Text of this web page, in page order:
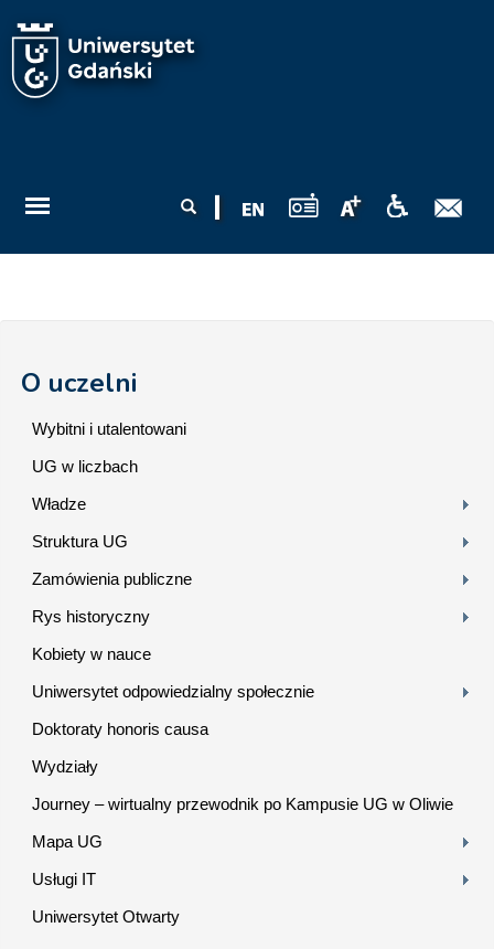
wyszukiwania
O uczelni
Wybitni i utalentowani
UG w liczbach
Władze
Struktura UG
Zamówienia publiczne
Rys historyczny
Kobiety w nauce
Uniwersytet odpowiedzialny społecznie
Doktoraty honoris causa
Wydziały
Journey – wirtualny przewodnik po Kampusie UG w Oliwie
Mapa UG
Usługi IT
Uniwersytet Otwarty